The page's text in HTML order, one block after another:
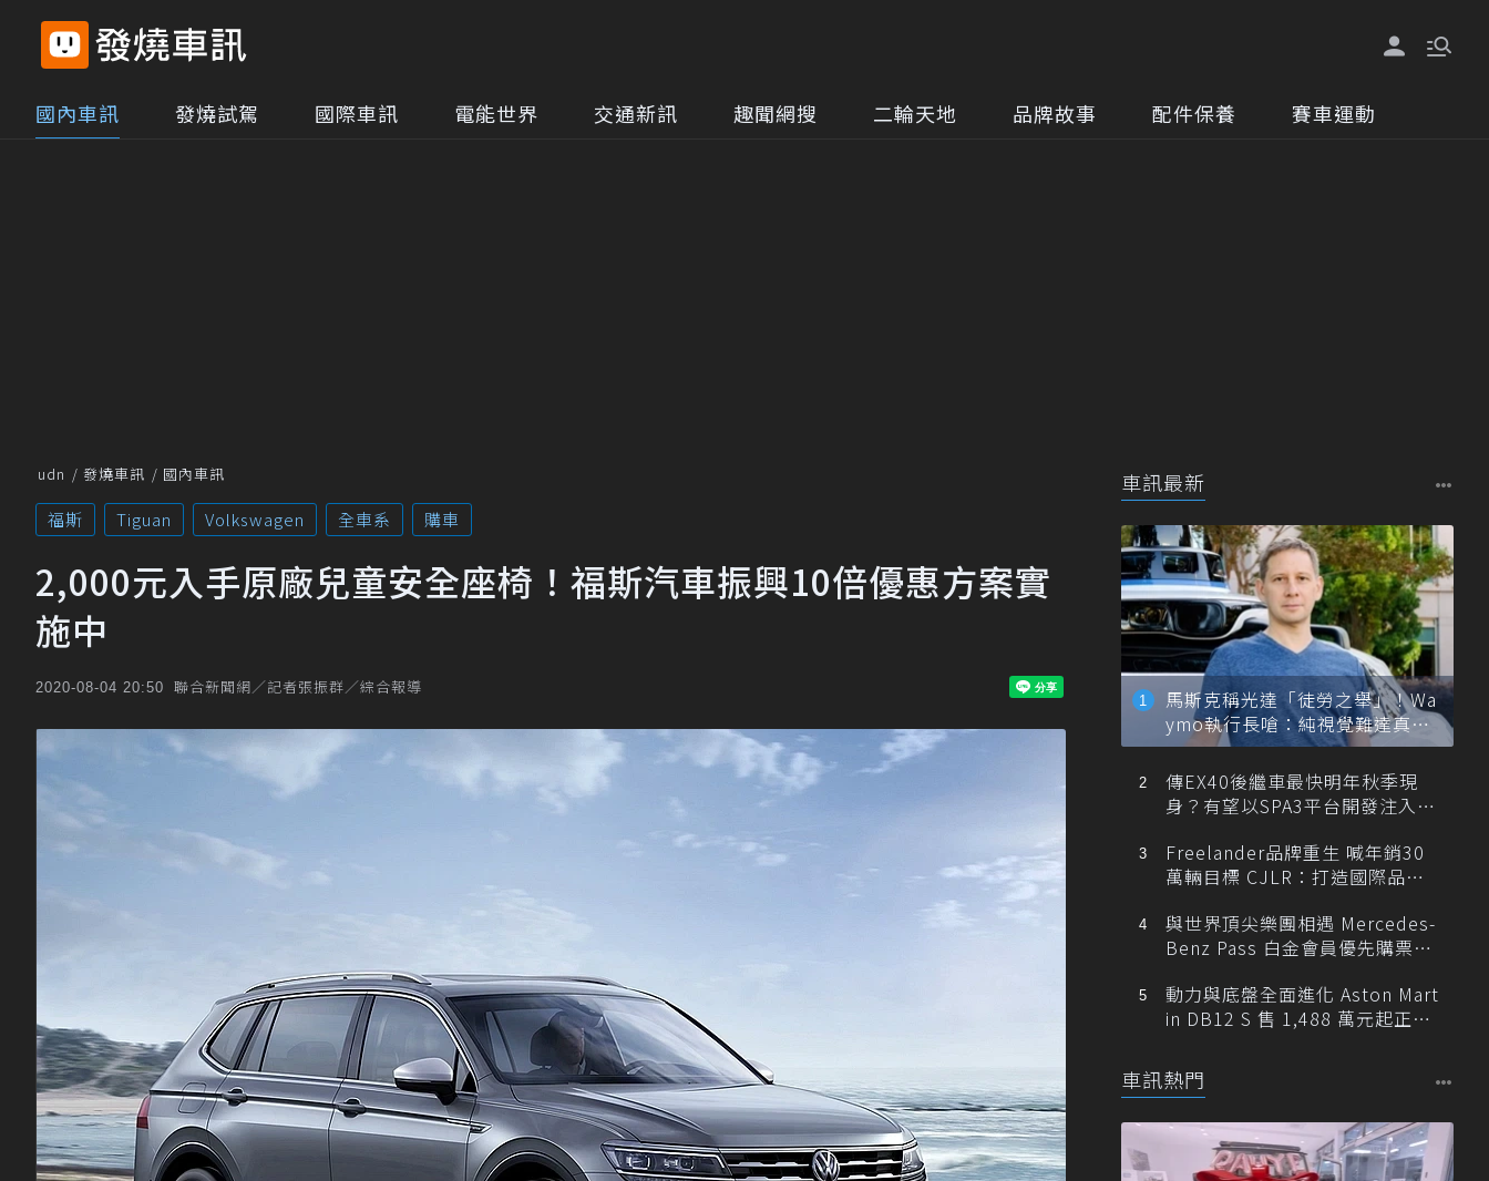
國內車訊 發燒試駕 國際車訊 電能世界 交通新訊 趣聞網搜 二輪天地 品牌故事 配件保養 賽車運動
udn 發燒車訊 國內車訊
福斯 Tiguan Volkswagen 全車系 購車
2,000元入手原廠兒童安全座椅！福斯汽車振興10倍優惠方案實
施中
2020-08-04 20:50 聯合新聞網／記者張振群／綜合報導
車訊最新
馬斯克稱光達「徒勞之舉」！Wa
ymo執行長嗆：純視覺難達真正
自動駕駛
傳EX40後繼車最快明年秋季現
身？有望以SPA3平台開發注入80
Freelander品牌重生 喊年銷30
萬輛目標 CJLR：打造國際品牌
與世界頂尖樂團相遇 Mercedes-
Benz Pass 白金會員優先購票維
動力與底盤全面進化 Aston Mart
in DB12 S 售 1,488 萬元起正式
車訊熱門